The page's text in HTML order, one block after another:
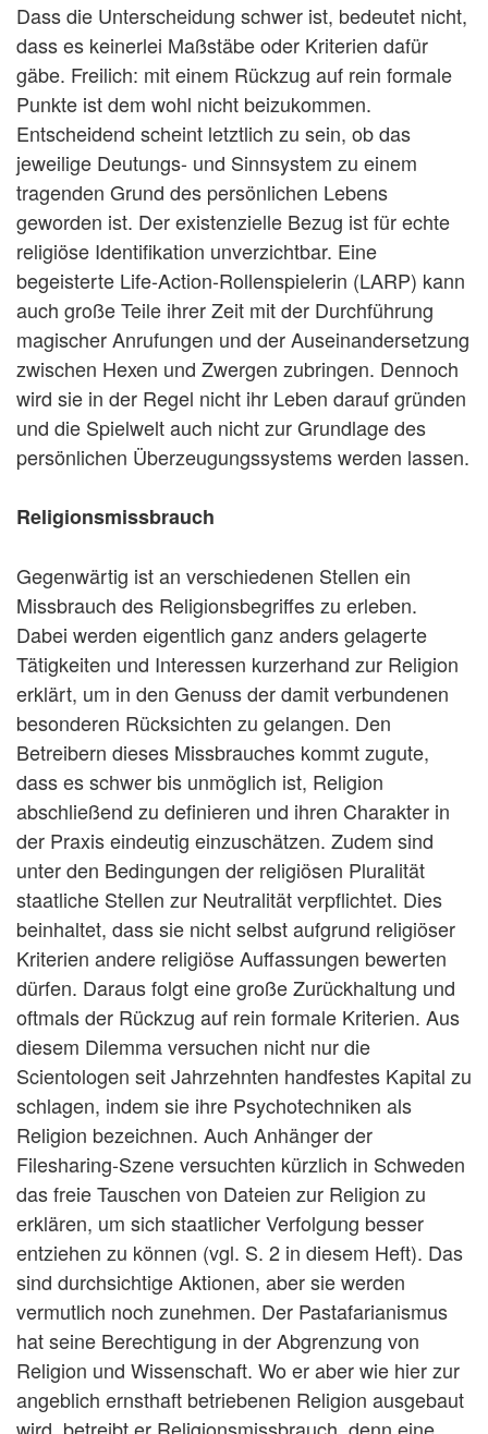
Dass die Unterscheidung schwer ist, bedeutet nicht,
dass es keinerlei Maßstäbe oder Kriterien dafür
gäbe. Freilich: mit einem Rückzug auf rein formale
Punkte ist dem wohl nicht beizukommen.
Entscheidend scheint letztlich zu sein, ob das
jeweilige Deutungs- und Sinnsystem zu einem
tragenden Grund des persönlichen Lebens
geworden ist. Der existenzielle Bezug ist für echte
religiöse Identifikation unverzichtbar. Eine
begeisterte Life-Action-Rollenspielerin (LARP) kann
auch große Teile ihrer Zeit mit der Durchführung
magischer Anrufungen und der Auseinandersetzung
zwischen Hexen und Zwergen zubringen. Dennoch
wird sie in der Regel nicht ihr Leben darauf gründen
und die Spielwelt auch nicht zur Grundlage des
persönlichen Überzeugungssystems werden lassen.
Religionsmissbrauch
Gegenwärtig ist an verschiedenen Stellen ein
Missbrauch des Religionsbegriffes zu erleben.
Dabei werden eigentlich ganz anders gelagerte
Tätigkeiten und Interessen kurzerhand zur Religion
erklärt, um in den Genuss der damit verbundenen
besonderen Rücksichten zu gelangen. Den
Betreibern dieses Missbrauches kommt zugute,
dass es schwer bis unmöglich ist, Religion
abschließend zu definieren und ihren Charakter in
der Praxis eindeutig einzuschätzen. Zudem sind
unter den Bedingungen der religiösen Pluralität
staatliche Stellen zur Neutralität verpflichtet. Dies
beinhaltet, dass sie nicht selbst aufgrund religiöser
Kriterien andere religiöse Auffassungen bewerten
dürfen. Daraus folgt eine große Zurückhaltung und
oftmals der Rückzug auf rein formale Kriterien. Aus
diesem Dilemma versuchen nicht nur die
Scientologen seit Jahrzehnten handfestes Kapital zu
schlagen, indem sie ihre Psychotechniken als
Religion bezeichnen. Auch Anhänger der
Filesharing-Szene versuchten kürzlich in Schweden
das freie Tauschen von Dateien zur Religion zu
erklären, um sich staatlicher Verfolgung besser
entziehen zu können (vgl. S. 2 in diesem Heft). Das
sind durchsichtige Aktionen, aber sie werden
vermutlich noch zunehmen. Der Pastafarianismus
hat seine Berechtigung in der Abgrenzung von
Religion und Wissenschaft. Wo er aber wie hier zur
angeblich ernsthaft betriebenen Religion ausgebaut